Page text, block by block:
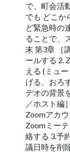
で、町会活
でも どこか
ど緊急時の
ることで、
末 第3章 ［
ールする 2.
える (ミュ
げる、おろ
デオの背景
／ホスト編
Zoomアカ
Zoomミー
絡する 3.予
議日時を削